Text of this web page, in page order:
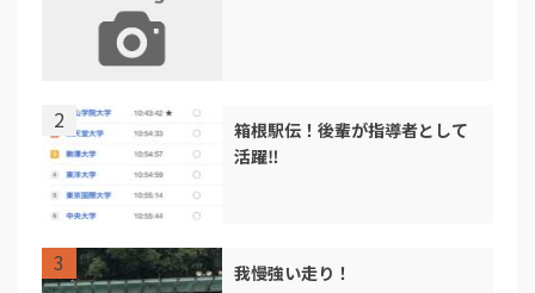
箱根駅伝！後輩が指導者として
活躍‼︎
我慢強い走り！